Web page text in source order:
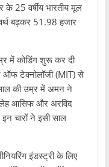
के 25 वर्षीय भारतीय मूल
बढ़कर 51.98 हजार
में कोडिंग शुरू कर दी
ऑफ टेक्नोलॉजी (MIT) से
की उम्र में अमन ने
आसिफ और अरविद
चारों ने इसी साल
इंडस्ट्री के लिए